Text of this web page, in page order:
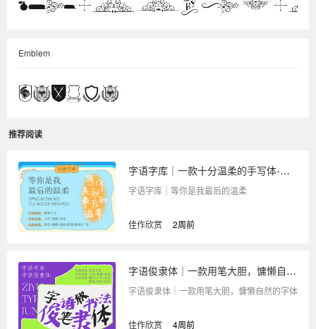
Emblem
推荐阅读
字语字库｜一款十分温柔的手写体-等你是我最后的温柔
字语字库｜等你是我最后的温柔
佳作欣赏 2周前
字语俊隶体｜一款用笔大胆，慵懒自然的字体
字语俊隶体｜一款用笔大胆，慵懒自然的字体
佳作欣赏 4周前